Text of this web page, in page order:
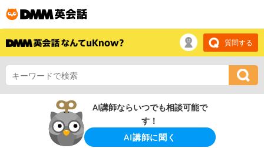
質問する
AI講師ならいつでも相談可能で
す！
AI講師に聞く